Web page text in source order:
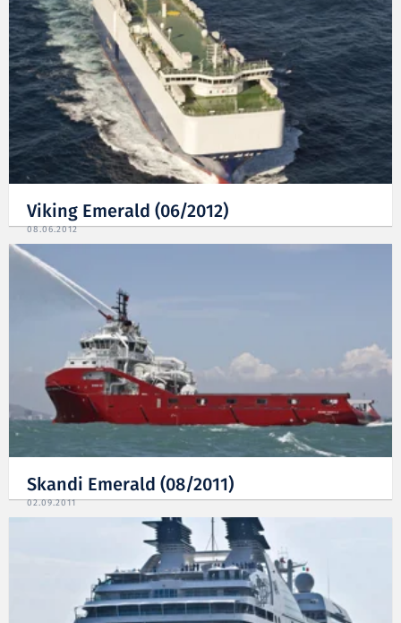
Viking Emerald (06/2012)
08.06.2012
Skandi Emerald (08/2011)
02.09.2011